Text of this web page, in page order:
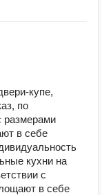
купе,
по
размерами
в себе
кухни на
с
в себе